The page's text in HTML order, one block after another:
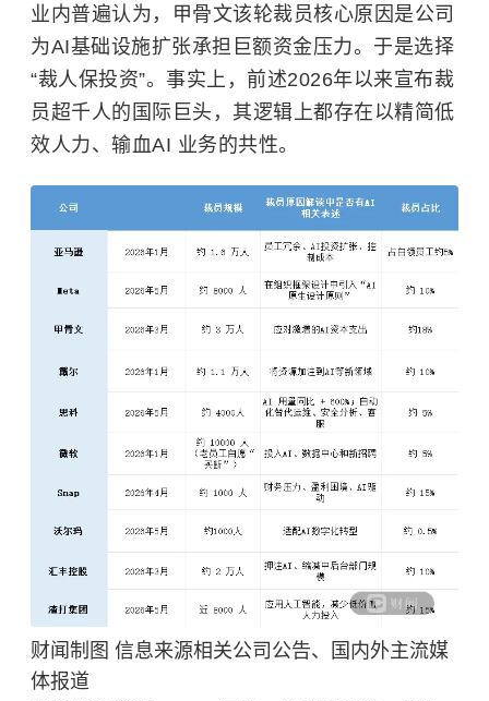
业内普遍认为，甲骨文该轮裁员核心原因是公司
为AI基础设施扩张承担巨额资金压力。于是选择
“裁人保投资”。事实上，前述2026年以来宣布裁
员超千人的国际巨头，其逻辑上都存在以精简低
效人力、输血AI 业务的共性。
财闻制图 信息来源相关公司公告、国内外主流媒
体报道